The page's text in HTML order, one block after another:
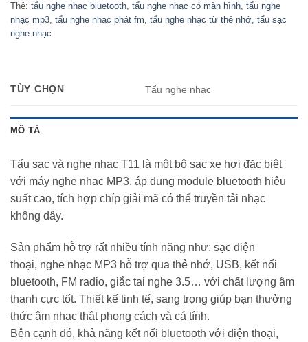
Thẻ: tẩu nghe nhạc bluetooth, tẩu nghe nhạc có màn hình, tẩu nghe
nhạc mp3, tẩu nghe nhạc phát fm, tẩu nghe nhạc từ thẻ nhớ, tẩu sạc
nghe nhạc
TÙY CHỌN Tẩu nghe nhạc
MÔ TẢ
Tẩu sạc và nghe nhạc T11 là một bộ sạc xe hơi đặc biệt
với máy nghe nhạc MP3, áp dụng module bluetooth hiệu
suất cao, tích hợp chíp giải mã có thể truyền tải nhạc
không dây.
Sản phẩm hỗ trợ rất nhiều tính năng như: sạc điện
thoại, nghe nhạc MP3 hỗ trợ qua thẻ nhớ, USB, kết nối
bluetooth, FM radio, giắc tai nghe 3.5… với chất lượng âm
thanh cực tốt. Thiết kế tinh tế, sang trọng giúp bạn thưởng
thức âm nhạc thật phong cách và cá tính.
Bên cạnh đó, khả năng kết nối bluetooth với điện thoại,